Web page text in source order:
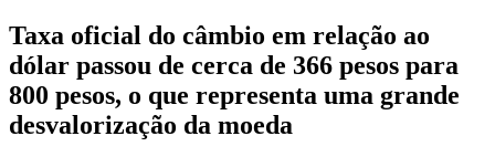
Taxa oficial do câmbio em relação ao
dólar passou de cerca de 366 pesos para
800 pesos, o que representa uma grande
desvalorização da moeda